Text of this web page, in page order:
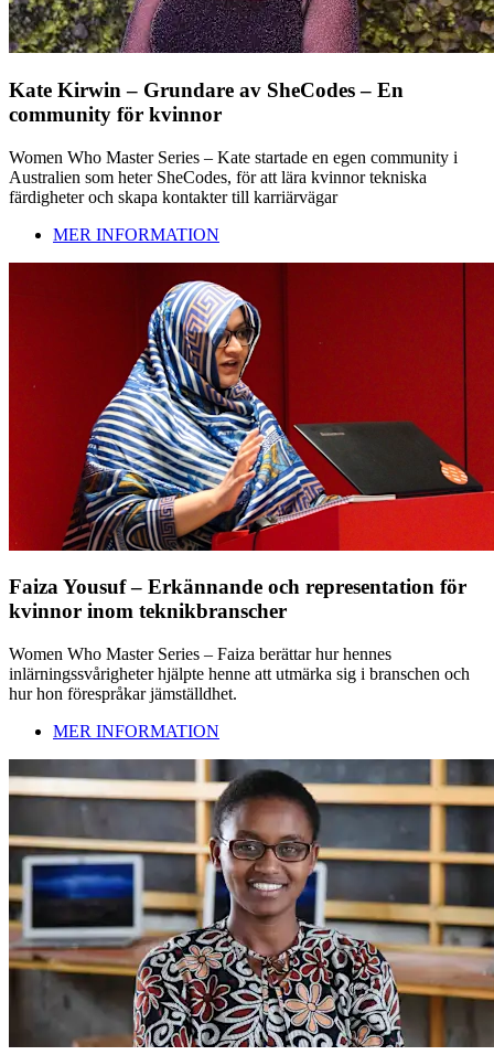
Kate Kirwin – Grundare av SheCodes – En
community för kvinnor
Women Who Master Series – Kate startade en egen community i
Australien som heter SheCodes, för att lära kvinnor tekniska
färdigheter och skapa kontakter till karriärvägar
MER INFORMATION
Faiza Yousuf – Erkännande och representation för
kvinnor inom teknikbranscher
Women Who Master Series – Faiza berättar hur hennes
inlärningssvårigheter hjälpte henne att utmärka sig i branschen och
hur hon förespråkar jämställdhet.
MER INFORMATION